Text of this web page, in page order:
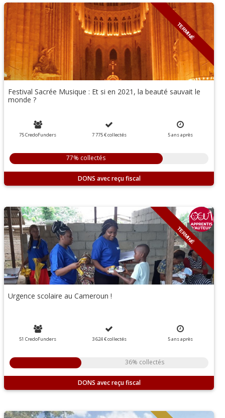
TERMINÉ
Festival Sacrée Musique : Et si en 2021, la beauté sauvait le
monde ?
75 CredoFunders 7 775 €collectés 5ansaprès
77% collectés
DONS
TERMINÉ
Urgence scolaire au Cameroun !
51 CredoFunders 3 624 €collectés 5ansaprès
36% collectés
DONS